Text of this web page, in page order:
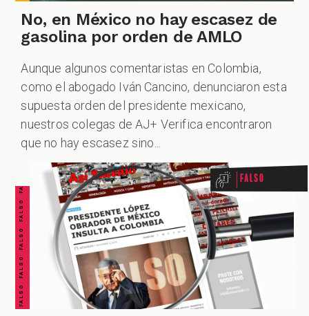
No, en México no hay escasez de
gasolina por orden de AMLO
Aunque algunos comentaristas en Colombia,
como el abogado Iván Cancino, denunciaron esta
supuesta orden del presidente mexicano,
nuestros colegas de AJ+ Verifica encontraron
que no hay escasez sino...
FALSO FALSO FALSO FALSO FALSO FALSO FALSO Falso